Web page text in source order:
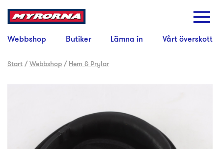
Webbshop Butiker Lämna in Vårt överskott
Start /Webbshop / Hem & Prylar